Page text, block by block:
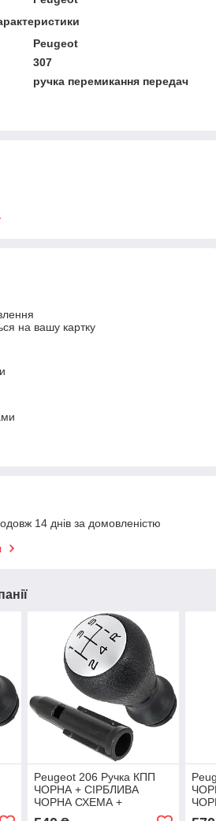
Peugeot
307
ручка перемикання передач
на вашу картку
14 днів за домовленістю
Peugeot 206 Ручка КПП
ЧОРНА + СІРБЛИВА
ЧОРНА СХЕМА +
перехідник важеля КПП /